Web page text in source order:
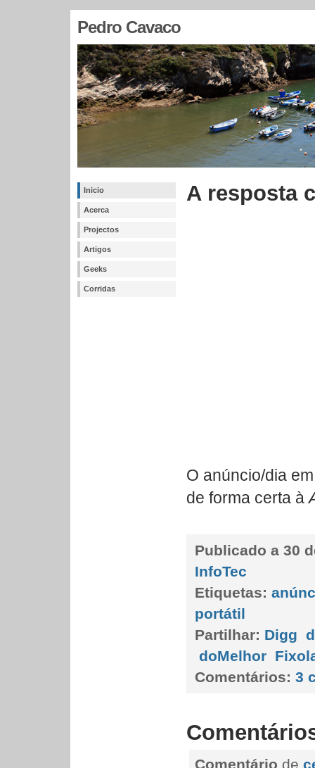
Pedro Cavaco
Inicio
Acerca
Projectos
Artigos
Geeks
Corridas
A resposta
O anúncio/dia
de forma certa à
Publicado a 30
InfoTec
Etiquetas:
portátil
Partilhar: Digg
doMelhor
Comentários: 3
Comentário de